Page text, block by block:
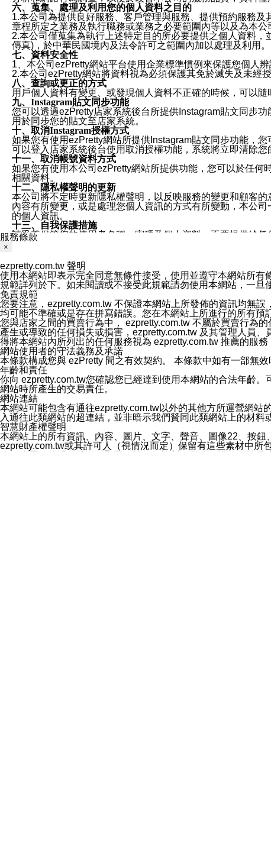
六、蒐集、處理及利用您的個人資料之目的
1.本公司為提供良好服務、客戶管理與服務、提供預約服務
章程所定之業務及執行職務或業務之必要範圍內等以及為本
2.本公司僅蒐集為執行上述特定目的所必要提供之個人資料
傳真)，於中華民國境內及法令許可之範圍內加以處理及利用。
七、資料安全性
1、本公司ezPretty網站平台使用企業標準慣例來保護您個人
2.本公司ezPretty網站將資料視為必須保護其免於滅失及未經
八、查詢或更正的方式
用戶個人資料有變更、或發現個人資料不正確的時候，可以
九、Instagram貼文同步功能
您可以透過ezPretty店家系統後台所提供Instagram貼文同步
用於同步您的貼文至店家系統。
十、取消Instagram授權方式
如果您有使用ezPretty網站所提供Instagram貼文同步功能，
可以登入店家系統後台使用取消授權功能，系統將立即清除
十一、取消帳號資料方式
如果您有使用本公司ezPretty網站所提供功能，您可以於任
相關資料。
十二、隱私權聲明的更新
本公司將不定時更新隱私權聲明，以反映服務的變更和顧客
內容有所變更，或是處理您個人資訊的方式有所變動，本公
的個人資訊。
十三、自我保護措施
請妥善保管您的使用者名稱、密碼及個人資料，不要提供給
窗，以防止他人讀取您的個人資料、信件或進入所機關管理區
您同意本公司網站，透過您所提供的郵件地址與您取得聯絡
停止接收這些資料或電子郵件。
十五、訊息通知
本公司/本服務將以通知型訊息傳送重要訊息給您。即使未加
本公司/本服務傳送之通知型訊息以對您有效且重要的訊息為
1.LINE 帳號設定的電話號碼與本公司/本服務所傳來的電話號
2.該 LINE 帳號已在 LINE APP 設定中，同意接收通知型訊息
3.LINE 帳號未封鎖傳送訊息之 LINE 官方帳號。
欲變更通知型訊息的設定，操作如下：
1.點選「主頁」＞「設定」
2.點選「隱私設定」
3.點選「提供使用資料」
4.點選「LINE通知型訊息」
5.開關「接收LINE通知型訊息」
❗️關閉「接收通知型訊息」後，將不會接收到來自任何企業官
服務條款
×
ezpretty.com.tw 聲明
使用本網站即表示完全同意無條件接受，使用並遵守本網站所
規範詳列於下。如未閱讀或不接受此規範請勿使用本網站，一旦
免責規範
您要注意，ezpretty.com.tw 不保證本網站上所發佈的資訊均無
均可能不準確或是存在拼寫錯誤。您在本網站上所進行的所有
您與店家之間的買賣行為中， ezpretty.com.tw 不屬於買賣行為
產生或導致的任何損失或損害，ezpretty.com.tw 及其管理人員
得將本網站內所列出的任何服務視為 ezpretty.com.tw 推薦的服
網站使用者的守法義務及承諾
本條款構成您與 ezPretty 間之有效契約。 本條款中如有一部無
年齡和責任
你向 ezpretty.com.tw您確認您已經達到使用本網站的合法年齡
網站時所產生的交易責任。
網站連結
本網站可能包含有通往ezpretty.com.tw以外的其他方所運營網
入通往此類網站的超連結，並非暗示我們贊同此類網站上的材料
智慧財產權聲明
本網站上的所有資訊、內容、圖片、文字、聲音、圖像22、按
ezpretty.com.tw或其許可人（視情況而定）保留有這些素材中